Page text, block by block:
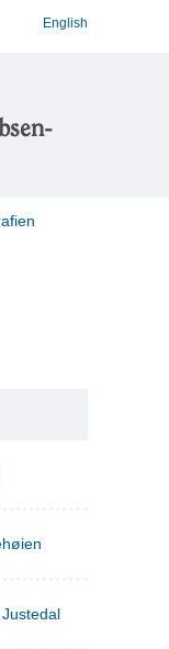
English